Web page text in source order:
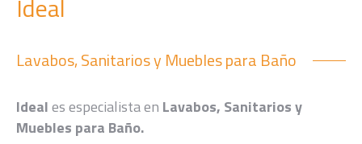
Ideal
Lavabos, Sanitarios y Muebles para Baño
Ideales especialista en Lavabos, Sanitarios y
Muebles para Baño.